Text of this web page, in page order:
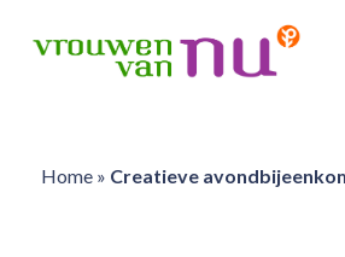
Home» Creatieve